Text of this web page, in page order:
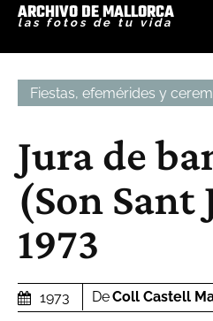
ARCHIVO DE MALLORCA
las fotos de tu vida
Fiestas, efemérides y
Jura de
(Son Sant
1973
1973 DeColl Castell